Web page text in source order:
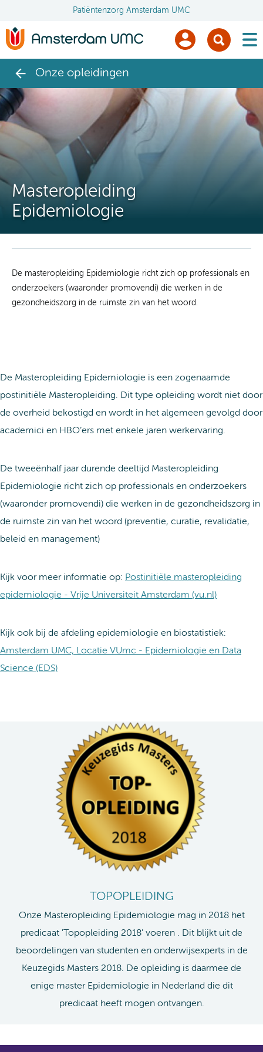
Patiëntenzorg Amsterdam UMC
Onze opleidingen
Masteropleiding
Epidemiologie
De masteropleiding Epidemiologie richt zich op professionals en
onderzoekers (waaronder promovendi) die werken in de
gezondheidszorg in de ruimste zin van het woord.
De Masteropleiding Epidemiologie is een zogenaamde
postinitiële Masteropleiding. Dit type opleiding wordt niet door
de overheid bekostigd en wordt in het algemeen gevolgd door
academici en HBO’ers met enkele jaren werkervaring.
De tweeënhalf jaar durende deeltijd Masteropleiding
Epidemiologie richt zich op professionals en onderzoekers
(waaronder promovendi) die werken in de gezondheidszorg in
de ruimste zin van het woord (preventie, curatie, revalidatie,
beleid en management)
Kijk voor meer informatie op: Postinitiële masteropleiding
epidemiologie - Vrije Universiteit Amsterdam (vu.nl)
Kijk ook bij de afdeling epidemiologie en biostatistiek:
Amsterdam UMC, Locatie VUmc - Epidemiologie en Data
Science (EDS)
TOPOPLEIDING
Onze Masteropleiding Epidemiologie mag in 2018 het
predicaat 'Topopleiding 2018' voeren . Dit blijkt uit de
beoordelingen van studenten en onderwijsexperts in de
Keuzegids Masters 2018. De opleiding is daarmee de
enige master Epidemiologie in Nederland die dit
predicaat heeft mogen ontvangen.